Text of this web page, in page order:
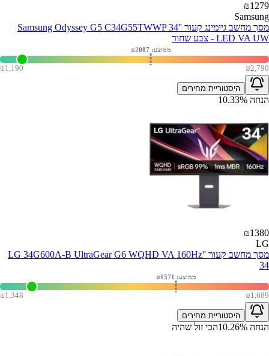
₪1279
Samsung
מסך מחשב גיימינג קעור Samsung Odyssey G5 C34G55TWWP 34''
LED VA UW - צבע שחור
₪1,190 ₪2,790
ממוצע: ₪2087
היסטוריית מחירים
הנחה 10.33%
₪1380
LG
מסך מחשב קעור ''LG 34G600A-B UltraGear G6 WQHD VA 160Hz
34
₪1,348 ₪1,689
ממוצע: ₪ 1571
היסטוריית מחירים
הנחה 10.26% הכי זול שהיה